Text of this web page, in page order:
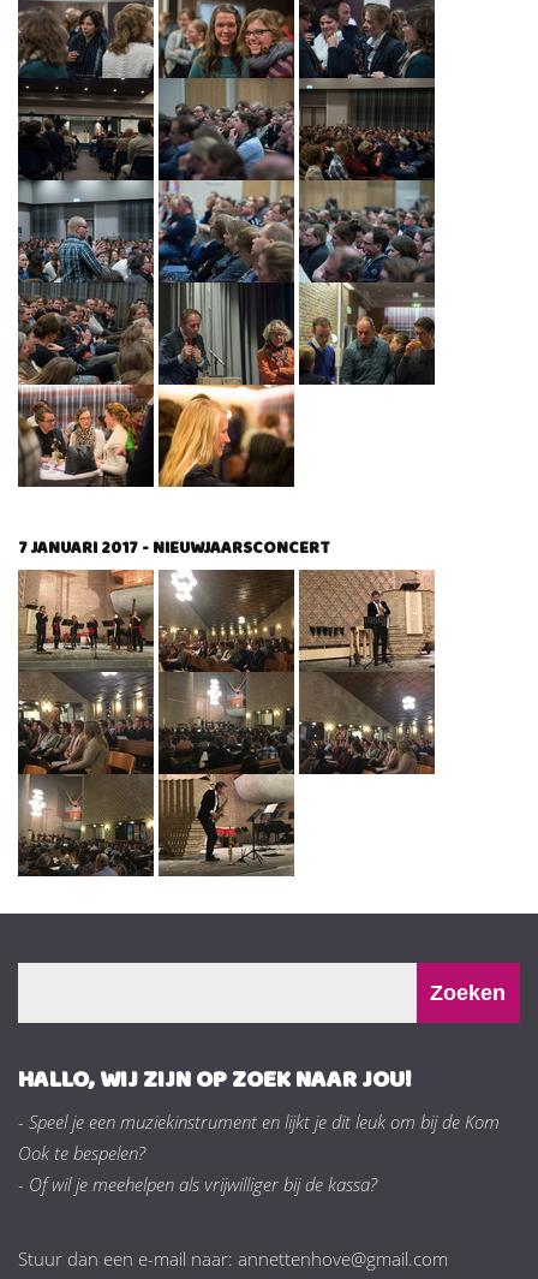
7 JANUARI 2017 - NIEUWJAARSCONCERT
HALLO, WIJ ZIJN OP ZOEK NAAR JOU!
- Speel je een muziekinstrument en lijkt je dit leuk om bij de Kom
Ook te bespelen?
- Of wil je meehelpen als vrijwilliger bij de kassa?
Stuur dan een e-mail naar: annettenhove@gmail.com